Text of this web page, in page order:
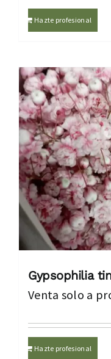
Hazte profesional
Gypsophilia
Venta solo a
Hazte profesional